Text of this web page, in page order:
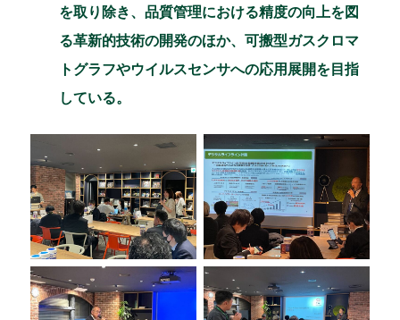
を取り除き、品質管理における精度の向上を図
る革新的技術の開発のほか、可搬型ガスクロマ
トグラフやウイルスセンサへの応用展開を目指
している。